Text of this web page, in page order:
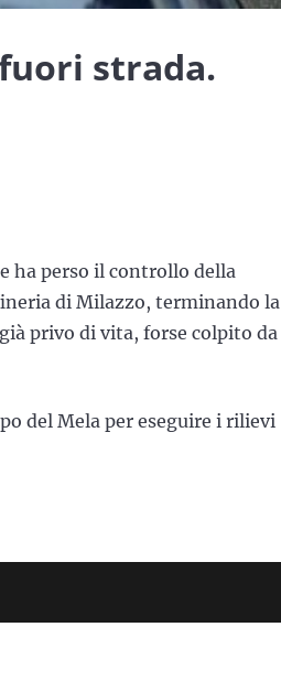
strada.
ha perso il controllo della
di Milazzo, terminando la
privo di vita, forse colpito da
del Mela per eseguire i rilievi